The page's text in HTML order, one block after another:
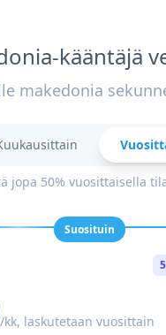
kääntäjä
makedonia
jopa 50% vuosittaisella
Suosituin
/kk, laskutetaan vuosittain